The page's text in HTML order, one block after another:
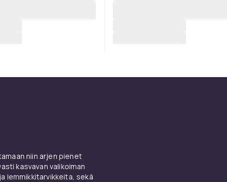
niin arjen pienet
kasvavan valikoiman
lemmikkitarvikkeita, sekä